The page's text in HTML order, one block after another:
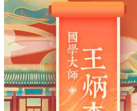
男 女
出生时间
2026年 日17 时54分
年
2028
2027 2026 2025
2006
2005 2004 2003
1983
1982 1981 1980
1961
1960 1959 1958